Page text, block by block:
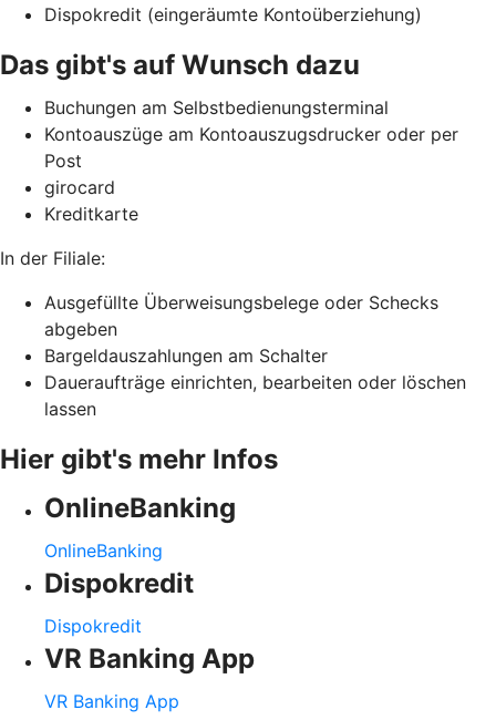
Dispokredit (eingeräumte Kontoüberziehung)
Das gibt's auf Wunsch dazu
Buchungen am Selbstbedienungsterminal
Kontoauszüge am Kontoauszugsdrucker oder per
Post
girocard
Kreditkarte
In der Filiale:
Ausgefüllte Überweisungsbelege oder Schecks
abgeben
Bargeldauszahlungen am Schalter
Daueraufträge einrichten, bearbeiten oder löschen
lassen
Hier gibt's mehr Infos
OnlineBanking
OnlineBanking
Dispokredit
Dispokredit
VR Banking App
VR Banking App